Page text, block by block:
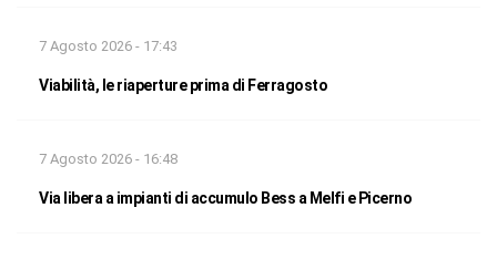
7 Agosto 2026 - 17:43
Viabilità, le riaperture prima di Ferragosto
7 Agosto 2026 - 16:48
Via libera a impianti di accumulo Bess a Melfi e Picerno